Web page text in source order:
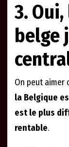
3.
belge
On peut aimer
la Belgique
est le plus
rentable.